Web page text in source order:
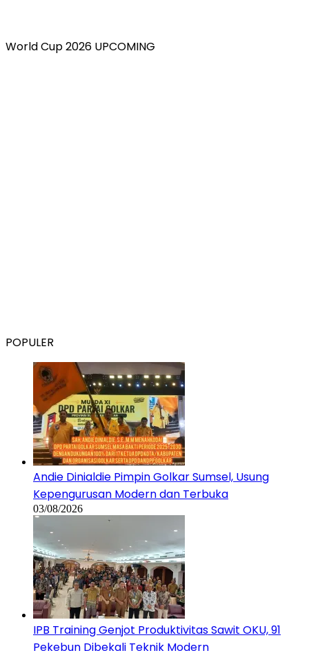
World Cup 2026 UPCOMING
POPULER
Andie Dinialdie Pimpin Golkar Sumsel, Usung
Kepengurusan Modern dan Terbuka
03/08/2026
IPB Training Genjot Produktivitas Sawit OKU, 91
Pekebun Dibekali Teknik Modern